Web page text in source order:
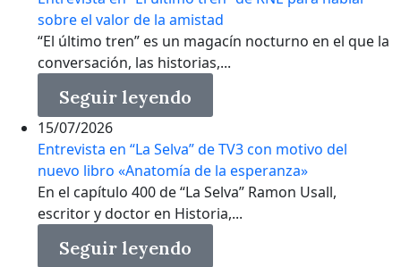
sobre el valor de la amistad
“El último tren” es un magacín nocturno en el que la
conversación, las historias,...
Seguir leyendo
15/07/2026
Entrevista en “La Selva” de TV3 con motivo del
nuevo libro «Anatomía de la esperanza»
En el capítulo 400 de “La Selva” Ramon Usall,
escritor y doctor en Historia,...
Seguir leyendo